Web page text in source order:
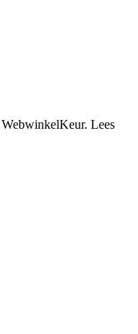
WebwinkelKeur. Lees